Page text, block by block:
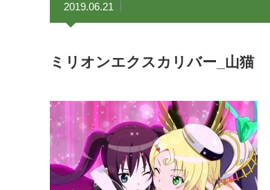
2019.06.21
ミリオンエクスカリバー_山猫